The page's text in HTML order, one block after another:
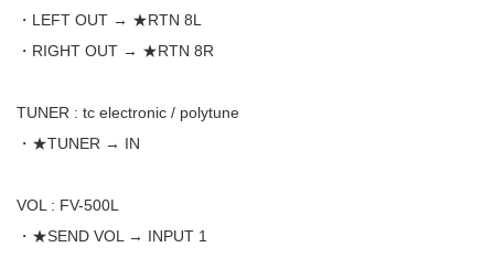
・LEFT OUT → ★RTN 8L
・RIGHT OUT → ★RTN 8R
TUNER : tc electronic / polytune
・★TUNER → IN
VOL : FV-500L
・★SEND VOL → INPUT 1